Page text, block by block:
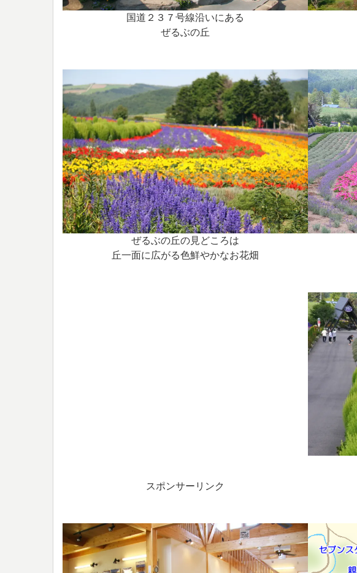
国道２３７号線沿いにある
ぜるぶの丘
ぜるぶの丘の見どころは
丘一面に広がる色鮮やかなお花畑
スポンサーリンク